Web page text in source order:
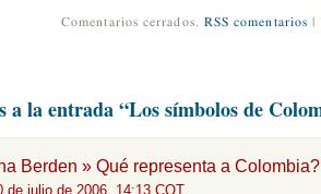
Comentarios cerrados. RSS comentarios |
a la entrada “Los símbolos de
Berden » Qué representa a Colombia?
de julio de 2006, 14:13 COT